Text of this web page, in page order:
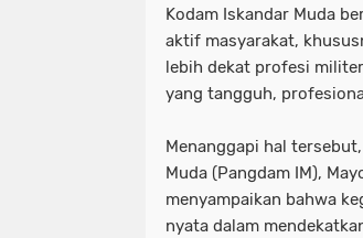
Kodam Iskandar Muda
aktif masyarakat,
lebih dekat profesi
yang tangguh,
Menanggapi hal
Muda (Pangdam IM),
menyampaikan bahwa
nyata dalam